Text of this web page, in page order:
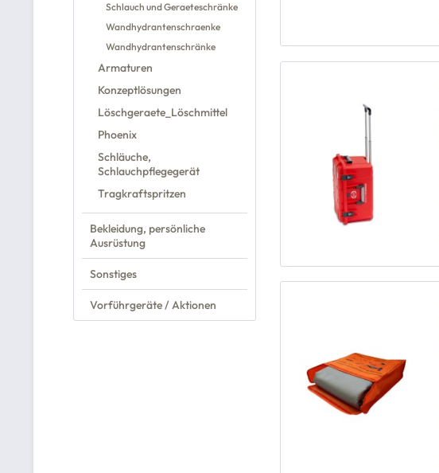
Schlauch und Geraeteschränke
Wandhydrantenschraenke
Wandhydrantenschränke
Armaturen
Konzeptlösungen
Löschgeraete_Löschmittel
Phoenix
Schläuche,
Schlauchpflegegerät
Tragkraftspritzen
Bekleidung, persönliche
Ausrüstung
Sonstiges
Vorführgeräte / Aktionen